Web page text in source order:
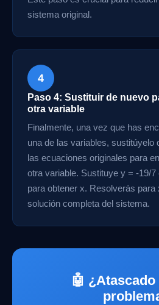
sistema original.
4
Paso 4: Sustituir de nuevo
otra variable
Finalmente, una vez que has
una de las variables, sustitúyelo
las ecuaciones originales para
otra variable. Sustituye y = -19/
para obtener x. Resolverás
solución completa del sistema.
🤖